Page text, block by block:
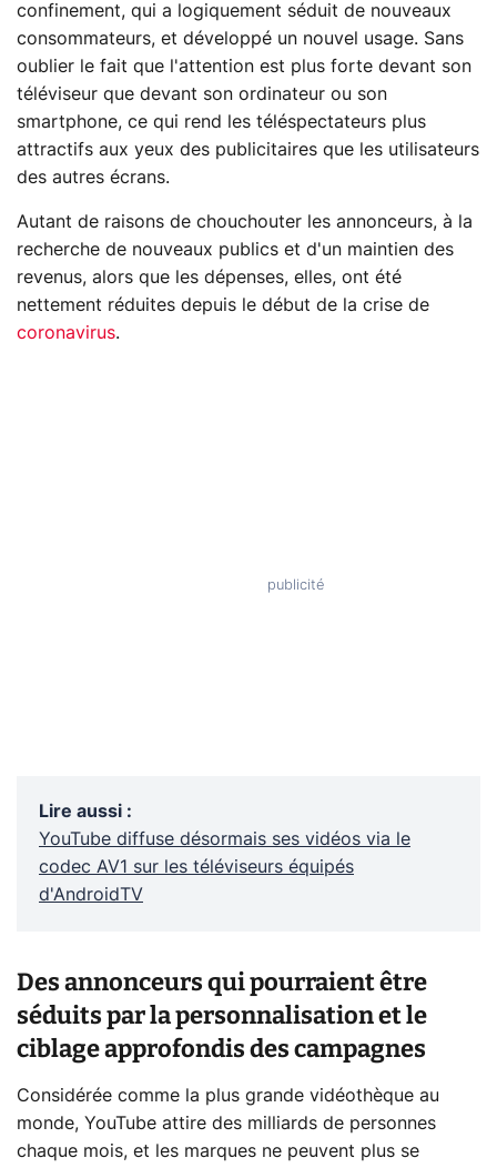
confinement, qui a logiquement séduit de nouveaux
consommateurs, et développé un nouvel usage. Sans
oublier le fait que l'attention est plus forte devant son
téléviseur que devant son ordinateur ou son
smartphone, ce qui rend les téléspectateurs plus
attractifs aux yeux des publicitaires que les utilisateurs
des autres écrans.
Autant de raisons de chouchouter les annonceurs, à la
recherche de nouveaux publics et d'un maintien des
revenus, alors que les dépenses, elles, ont été
nettement réduites depuis le début de la crise de
coronavirus.
Lire aussi :
YouTube diffuse désormais ses vidéos via le
codec AV1 sur les téléviseurs équipés
d'AndroidTV
Des annonceurs qui pourraient être
séduits par la personnalisation et le
ciblage approfondis des campagnes
Considérée comme la plus grande vidéothèque au
monde, YouTube attire des milliards de personnes
chaque mois, et les marques ne peuvent plus se